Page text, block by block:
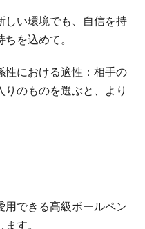
しい環境でも、自信を持
を込めて。
性における適性：相手の
のものを選ぶと、より
できる高級ボールペン
す。